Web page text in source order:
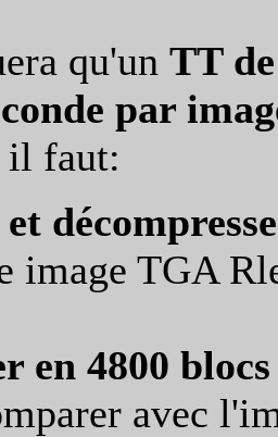
qu'un TT
par
il faut:
image TGA
en 4800 blocs
avec